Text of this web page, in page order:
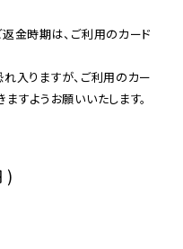
金時期は、ご利用のカード
入りますが、ご利用のカー
すようお願いいたします。
)